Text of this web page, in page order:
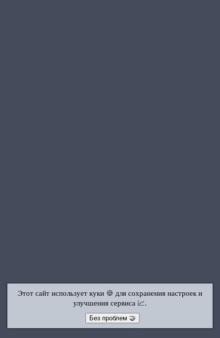
Этот сайт использует куки 🍪 для сохранения настроек и
улучшения сервиса 📈.
Без проблем 🤝